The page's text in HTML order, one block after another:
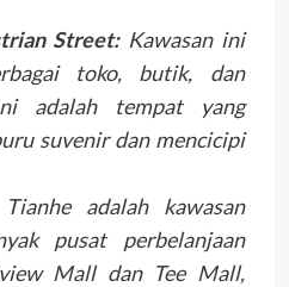
Street:Kawasan ini
toko, butik, dan
adalah tempat yang
suvenir dan mencicipi
adalah kawasan
pusat perbelanjaan
Mall dan Tee Mall,